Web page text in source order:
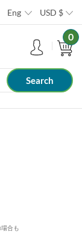
Eng USD $
0
合も